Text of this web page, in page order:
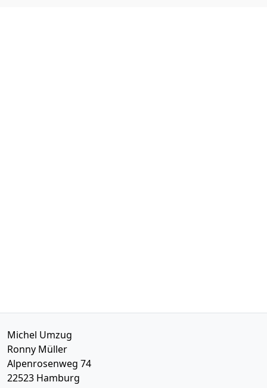
Michel Umzug
Ronny Müller
Alpenrosenweg 74
22523 Hamburg